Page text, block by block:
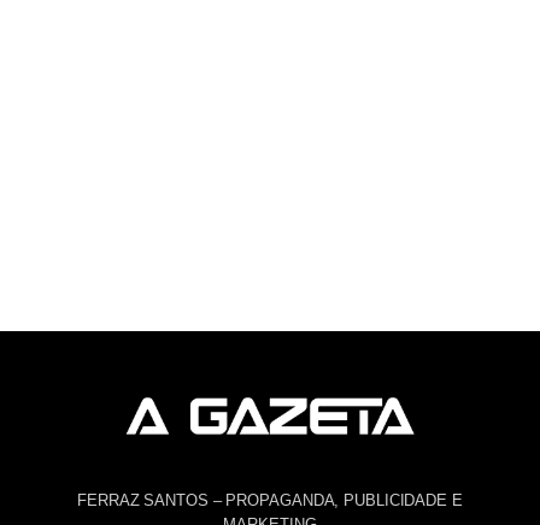
FERRAZ SANTOS – PROPAGANDA, PUBLICIDADE E